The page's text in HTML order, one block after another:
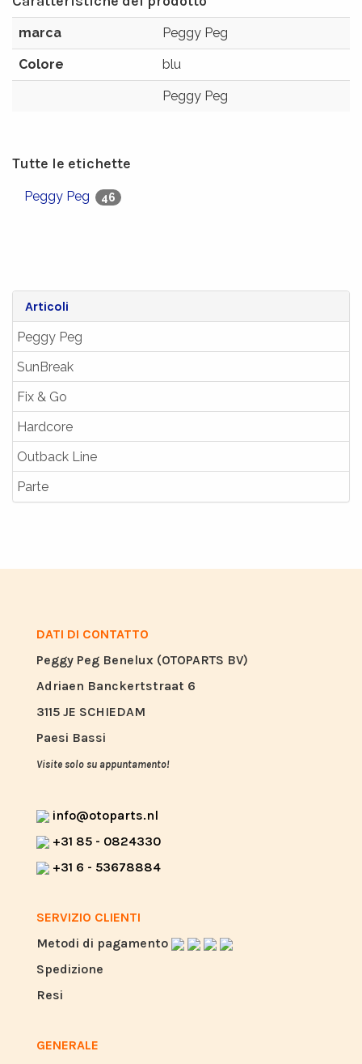
Articoli
Peggy Peg
SunBreak
Fix & Go
Hardcore
Outback Line
Parte
marca Peggy Peg
Colore blu
Peggy Peg
Tutte le etichette
Peggy Peg 46
DATI DI CONTATTO
Peggy Peg Benelux (OTOPARTS BV)
Adriaen Banckertstraat 6
3115 JE SCHIEDAM
Paesi Bassi
Visite solo su appuntamento!
info@otoparts.nl
+31 85 - 0824330
+31 6 - 53678884
SERVIZIO CLIENTI
Metodi di pagamento
Spedizione
Resi
GENERALE